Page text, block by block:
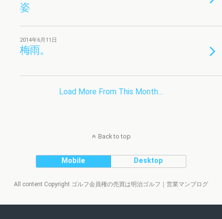
姿
2014年6月11日
梅雨。
Load More From This Month…
Back to top
Mobile Desktop
All content Copyright ゴルフ会員権の売買は明治ゴルフ｜営業マンブログ